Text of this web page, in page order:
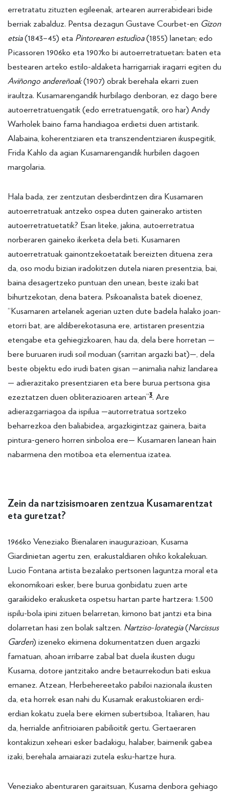
erretratatu zituzten egileenak, artearen aurrerabideari bide
berriak zabalduz. Pentsa dezagun Gustave Courbet-en Gizon
etsia(1843–45) eta Pintorearen estudioa(1855) lanetan; edo
Picassoren 1906ko eta 1907ko bi autoerretratuetan: baten eta
bestearen arteko estilo-aldaketa harrigarriak iragarri egiten du
Aviñongo andereñoak(1907) obrak berehala ekarri zuen
iraultza. Kusamarengandik hurbilago denboran, ez dago bere
autoerretratuengatik (edo erretratuengatik, oro har) Andy
Warholek baino fama handiagoa erdietsi duen artistarik.
Alabaina, koherentziaren eta transzendentziaren ikuspegitik,
Frida Kahlo da agian Kusamarengandik hurbilen dagoen
margolaria.
Hala bada, zer zentzutan desberdintzen dira Kusamaren
autoerretratuak antzeko ospea duten gainerako artisten
autoerretratuetatik? Esan liteke, jakina, autoerretratua
norberaren gaineko ikerketa dela beti. Kusamaren
autoerretratuak gainontzekoetataik bereizten dituena zera
da, oso modu bizian iradokitzen dutela niaren presentzia, bai,
baina desagertzeko puntuan den unean, beste izaki bat
bihurtzekotan, dena batera. Psikoanalista batek dioenez,
“Kusamaren artelanek agerian uzten dute badela halako joan-
etorri bat, are aldiberekotasuna ere, artistaren presentzia
etengabe eta gehiegizkoaren, hau da, dela bere horretan —
bere buruaren irudi soil moduan (sarritan argazki bat)—, dela
beste objektu edo irudi baten gisan —animalia nahiz landarea
— adierazitako presentziaren eta bere burua pertsona gisa
ezeztatzen duen obliterazioaren artean”3. Are
adierazgarriagoa da ispilua —autorretratua sortzeko
beharrezkoa den baliabidea, argazkigintzaz gainera, baita
pintura-genero horren sinboloa ere— Kusamaren lanean hain
nabarmena den motiboa eta elementua izatea.
Zein da nartzisismoaren zentzua Kusamarentzat
eta guretzat?
1966ko Veneziako Bienalaren inaugurazioan, Kusama
Giardinietan agertu zen, erakustaldiaren ohiko kokalekuan.
Lucio Fontana artista bezalako pertsonen laguntza moral eta
ekonomikoari esker, bere burua gonbidatu zuen arte
garaikideko erakusketa ospetsu hartan parte hartzera: 1.500
ispilu-bola ipini zituen belarretan, kimono bat jantzi eta bina
dolarretan hasi zen bolak saltzen. Nartziso-lorategia(Narcissus
Garden) izeneko ekimena dokumentatzen duen argazki
famatuan, ahoan irribarre zabal bat duela ikusten dugu
Kusama, dotore jantzitako andre betaurrekodun bati eskua
emanez. Atzean, Herbehereetako pabiloi nazionala ikusten
da, eta horrek esan nahi du Kusamak erakustokiaren erdi-
erdian kokatu zuela bere ekimen subertsiboa, Italiaren, hau
da, herrialde anfitrioiaren pabilioitik gertu. Gertaeraren
kontakizun xeheari esker badakigu, halaber, baimenik gabea
izaki, berehala amaiarazi zutela esku-hartze hura.
Veneziako abenturaren garaitsuan, Kusama denbora gehiago